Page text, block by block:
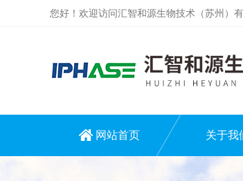
您好！欢迎访问汇智和源生物技术（苏州）
网站首页 关于我